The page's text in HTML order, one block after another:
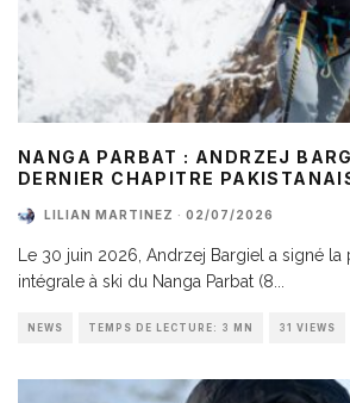
NANGA PARBAT : ANDRZEJ
DERNIER CHAPITRE
LILIAN MARTINEZ · 02/07/2026
Le 30 juin 2026, Andrzej Bargiel a signé
intégrale à ski du Nanga Parbat (8
NEWS TEMPS DE LECTURE: 3 MN 31 VIEWS